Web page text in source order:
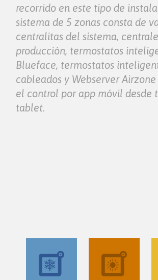
recorrido en este tipo de
sistema de 5 zonas consta de
centralitas del sistema,
producción, termostatos
Blueface, termostatos
cableados y Webserver
el control por app móvil desde
tablet.